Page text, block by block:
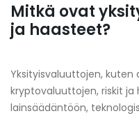
Mitkä ovat
ja haasteet?
Yksityisvaluuttojen,
kryptovaluuttojen, riskit
lainsäädäntöön,